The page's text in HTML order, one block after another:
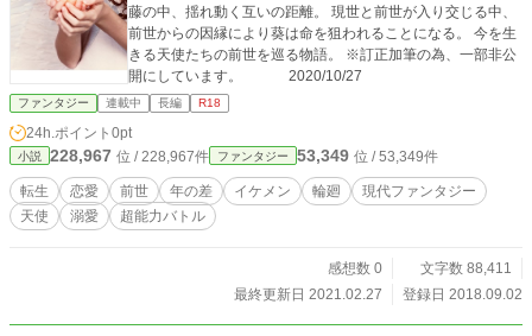
藤の中、揺れ動く互いの距離。 現世と前世が入り交じる中、
前世からの因縁により葵は命を狙われることになる。 今を生
きる天使たちの前世を巡る物語。 ※訂正加筆の為、一部非公
開にしています。 2020/10/27
ファンタジー 連載中 長編 R18
24h.ポイント 0pt
小説 228,967 位 / 228,967件 ファンタジー 53,349 位 / 53,349件
転生 恋愛 前世 年の差 イケメン 輪廻
現代ファンタジー
天使
溺愛 超能力バトル
感想数 0
文字数 88,411
最終更新日 2021.02.27
登録日 2018.09.02